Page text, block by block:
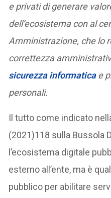
e privati di generare
dell’ecosistema con al
Amministrazione, che lo
correttezza
sicurezza informaticae
personali.
Il tutto come indicato
(2021)118 sulla Bussola
l’ecosistema digitale
esterno all’ente, ma è
pubblico per abilitare